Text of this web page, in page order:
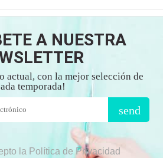
A NUESTRA
actual, con la mejor selección de
temporada!
send
la Política de Privacidad